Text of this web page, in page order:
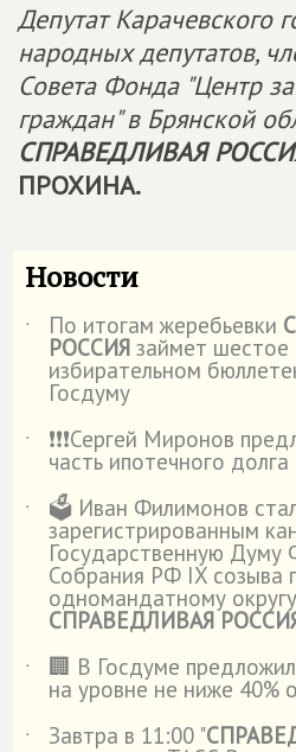
Депутат Карачевского
народных депутатов,
Совета Фонда "Центр
граждан" в Брянской
СПРАВЕДЛИВАЯ
ПРОХИНА.
Новости
˙ По итогам жеребьевки
РОССИЯ займет шестое
избирательном
Госдуму
˙
❗️❗️❗️Сергей Миронов
часть ипотечного
˙
🗳️ Иван Филимонов
зарегистрированным
Государственную Думу
Собрания РФ IX созыва
одномандатному
СПРАВЕДЛИВАЯ
˙
🏢 В Госдуме
на уровне не ниже 40%
˙
Завтра в 11:00 "